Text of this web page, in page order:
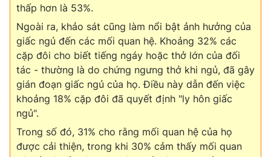
® Cấm sao chép dưới mọi hình thức nếu không có sự chấp
thuận bằng văn bản. Ghi rõ nguồn VTV.vn khi phát hành lại
thông tin từ website này.
thấp hơn là 53%.
Ngoài ra, khảo sát cũng làm nổi bật ảnh hưởng của
giấc ngủ đến các mối quan hệ. Khoảng 32% các
cặp đôi cho biết tiếng ngáy hoặc thở lớn của đối
tác - thường là do chứng ngưng thở khi ngủ, đã gây
gián đoạn giấc ngủ của họ. Điều này dẫn đến việc
khoảng 18% cặp đôi đã quyết định "ly hôn giấc
ngủ".
Trong số đó, 31% cho rằng mối quan hệ của họ
được cải thiện, trong khi 30% cảm thấy mối quan